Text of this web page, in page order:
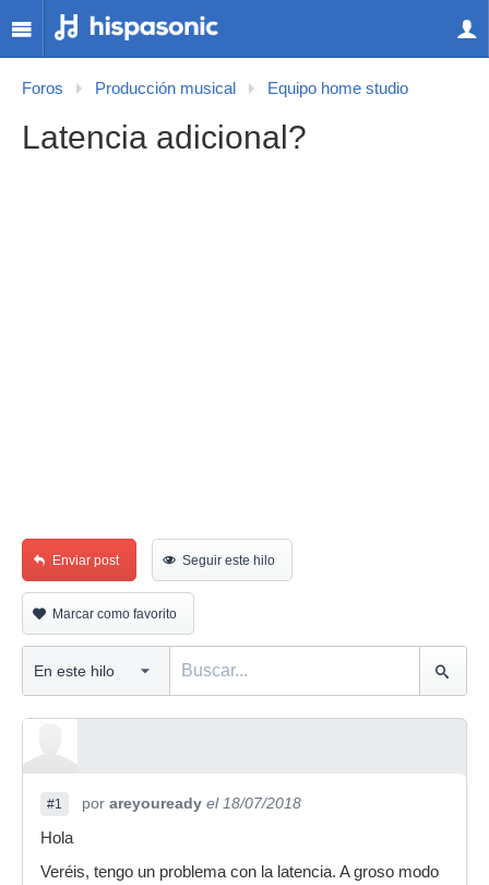
Foros Producción musical Equipo home studio
Latencia adicional?
Enviar post Seguir este hilo
Marcar como favorito
#1 por areyouready el 18/07/2018
Hola
Veréis, tengo un problema con la latencia. A groso modo